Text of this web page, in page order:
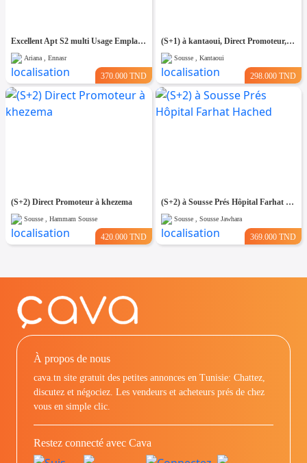
Excellent Apt S2 multi Usage Emplacement idéal
Ariana , Ennasr
370.000 TND
(S+1) à kantaoui, Direct Promoteur, Prés de la Mer
Sousse , Kantaoui
298.000 TND
(S+2) Direct Promoteur à khezema
Sousse , Hammam Sousse
420.000 TND
(S+2) à Sousse Prés Hôpital Farhat Hached
Sousse , Sousse Jawhara
369.000 TND
À propos de nous
cava.tn site gratuit des petites annonces en Tunisie: Chattez,
discutez et négociez. Les vendeurs et acheteurs prés de chez
vous en simple clic.
Restez connecté avec Cava